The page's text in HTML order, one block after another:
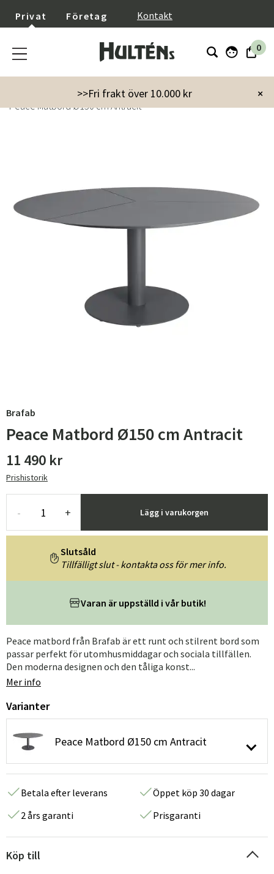
Privat Företag Kontakt
0
×
>>Fri frakt över 10.000 kr
Utemöbler Utebord
Matbord
Peace Matbord Ø150 cm Antracit
Brafab
Peace Matbord Ø150 cm Antracit
11 490 kr
Prishistorik
- + Lägg i varukorgen
Varan är uppställd i vår butik!
Slutsåld
Tillfälligt slut - kontakta oss för mer info.
Peace matbord från Brafab är ett runt och stilrent bord som
passar perfekt för utomhusmiddagar och sociala tillfällen.
Den moderna designen och den tåliga konst...
Mer info
Varianter
Peace Matbord Ø150 cm Antracit
Betala efter leverans
Öppet köp 30 dagar
2 års garanti
Prisgaranti
Köp till